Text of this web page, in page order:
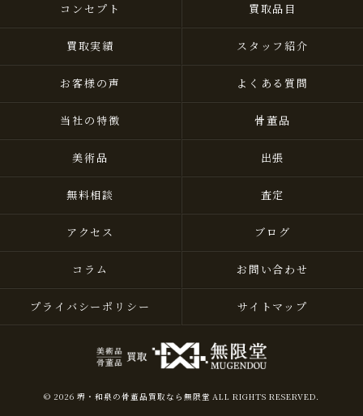
コンセプト 買取品目
買取実績 スタッフ紹介
お客様の声 よくある質問
当社の特徴 骨董品
美術品 出張
無料相談 査定
アクセス ブログ
コラム お問い合わせ
プライバシーポリシー サイトマップ
© 2026 堺・和泉の骨董品買取なら無限堂 ALL RIGHTS RESERVED.